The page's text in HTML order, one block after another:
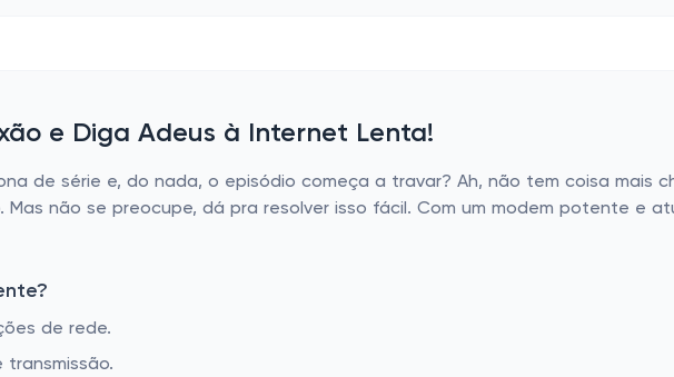
e Diga Adeus à Internet Lenta!
de série e, do nada, o episódio começa a travar? Ah, não tem coisa mais
não se preocupe, dá pra resolver isso fácil. Com um modem potente e
de rede.